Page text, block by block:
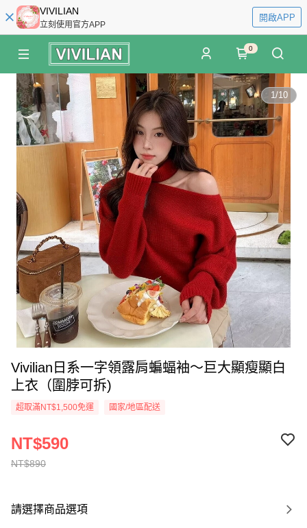
VIVILIAN
立刻使用官方APP
開啟APP
0
1/10
Vivilian日系一字領露肩蝙蝠袖～巨大顯瘦顯白
上衣（圍脖可拆)
超取滿NT$1,500免運 國家/地區配送
NT$890
NT$590
請選擇商品選項